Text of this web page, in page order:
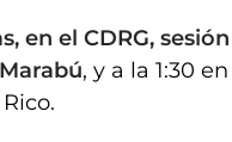
en el CDRG,
, y a la 1:30